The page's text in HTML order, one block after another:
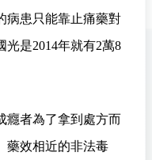
病患只能靠止痛藥對
是2014年就有2萬8
癮者為了拿到處方而
藥效相近的非法毒